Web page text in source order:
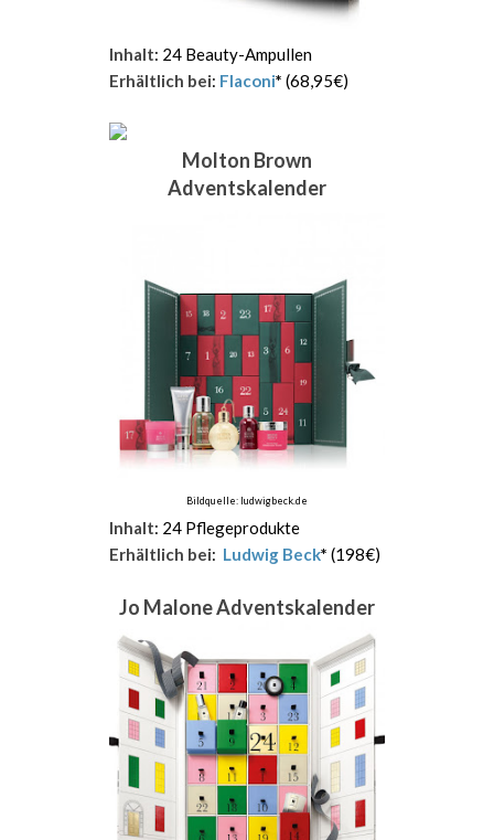
Inhalt: 24 Beauty-Ampullen
Erhältlich bei: Flaconi* (68,95€)
Molton Brown
Adventskalender
Bildquelle: ludwigbeck.de
Inhalt: 24 Pflegeprodukte
Erhältlich bei: Ludwig Beck* (198€)
Jo Malone Adventskalender